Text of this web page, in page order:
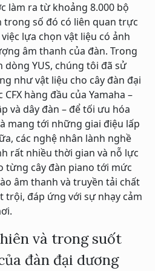
làm ra từ khoảng 8.000 bộ
trong số đó có liên quan trực
lựa chọn vật liệu có ảnh
âm thanh của đàn. Trong
YUS, chúng tôi đã sử
như vật liệu cho cây đàn đại
hàng đầu của Yamaha –
và dây đàn – để tối ưu hóa
mang tới những giai điệu lấp
các nghệ nhân lành nghề
rất nhiều thời gian và nỗ lực
từng cây đàn piano tới mức
âm thanh và truyền tải chất
đáp ứng với sự nhạy cảm
và trong suốt
đàn đại dương